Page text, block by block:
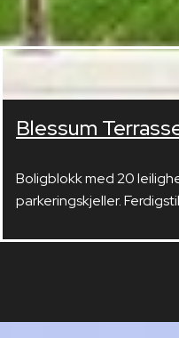
Blessum
Boligblokk med 20
parkeringskjeller.